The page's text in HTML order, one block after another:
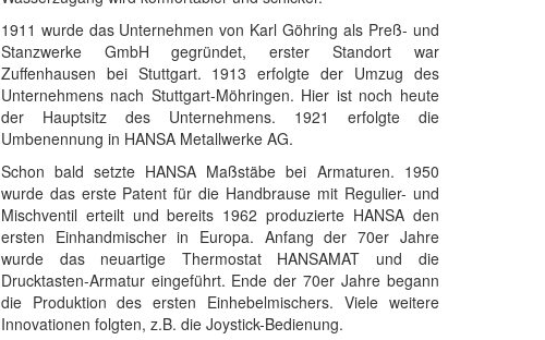
1911 wurde das Unternehmen von Karl Göhring als Preß- und
Stanzwerke GmbH gegründet, erster Standort war
Zuffenhausen bei Stuttgart. 1913 erfolgte der Umzug des
Unternehmens nach Stuttgart-Möhringen. Hier ist noch heute
der Hauptsitz des Unternehmens. 1921 erfolgte die
Umbenennung in HANSA Metallwerke AG.
Schon bald setzte HANSA Maßstäbe bei Armaturen. 1950
wurde das erste Patent für die Handbrause mit Regulier- und
Mischventil erteilt und bereits 1962 produzierte HANSA den
ersten Einhandmischer in Europa. Anfang der 70er Jahre
wurde das neuartige Thermostat HANSAMAT und die
Drucktasten-Armatur eingeführt. Ende der 70er Jahre begann
die Produktion des ersten Einhebelmischers. Viele weitere
Innovationen folgten, z.B. die Joystick-Bedienung.